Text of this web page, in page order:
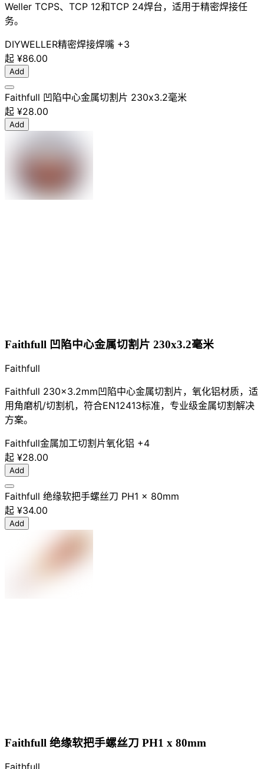
Weller TCPS、TCP 12和TCP 24焊台，适用于精密焊接任
务。
DIYWELLER精密焊接焊嘴 +3
起 ¥86.00
Add
Faithfull 凹陷中心金属切割片 230x3.2毫米
起 ¥28.00
Add
Faithfull 凹陷中心金属切割片 230x3.2毫米
Faithfull
Faithfull 230x3.2mm凹陷中心金属切割片，氧化铝材质，适
用角磨机/切割机，符合EN12413标准，专业级金属切割解决
方案。
Faithfull金属加工切割片氧化铝 +4
起 ¥28.00
Add
Faithfull 绝缘软把手螺丝刀 PH1 x 80mm
起 ¥34.00
Add
Faithfull 绝缘软把手螺丝刀 PH1 x 80mm